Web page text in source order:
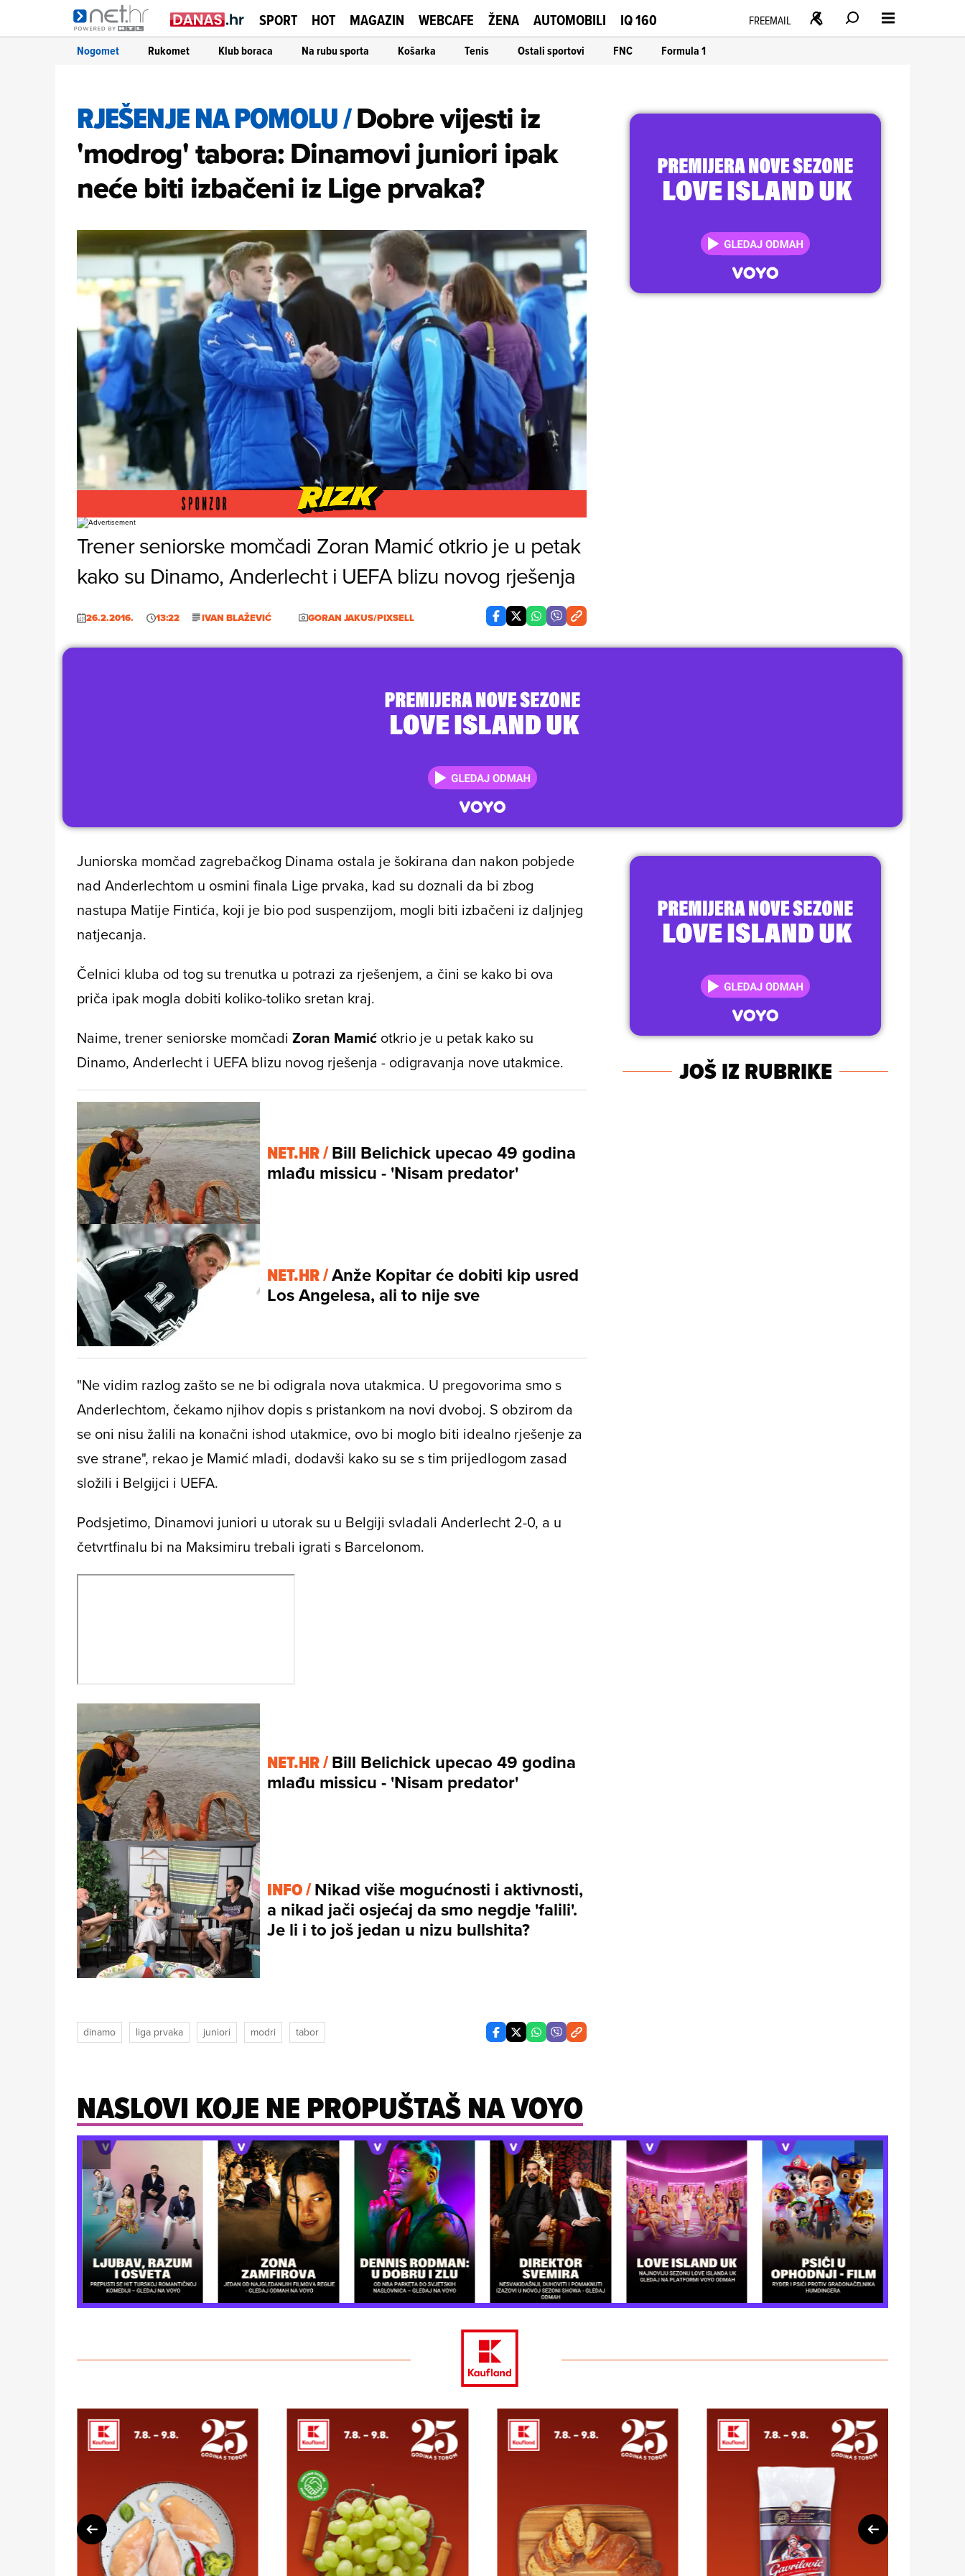
SPORT HOT MAGAZIN WEBCAFE ŽENA AUTOMOBILI IQ 160 FREEMAIL
Nogomet Rukomet Klub boraca Na rubu sporta Košarka Tenis Ostali sportovi FNC Formula 1
RJEŠENJE NA POMOLU/Dobre vijesti iz
'modrog' tabora: Dinamovi juniori ipak
neće biti izbačeni iz Lige prvaka?
Trener seniorske momčadi Zoran Mamić otkrio je u petak
kako su Dinamo, Anderlecht i UEFA blizu novog rješenja
26.2.2016. 13:22 IVAN BLAŽEVIĆ GORAN JAKUS/PIXSELL
Juniorska momčad zagrebačkog Dinama ostala je šokirana dan nakon pobjede
nad Anderlechtom u osmini finala Lige prvaka, kad su doznali da bi zbog
nastupa Matije Fintića, koji je bio pod suspenzijom, mogli biti izbačeni iz daljnjeg
natjecanja.
Čelnici kluba od tog su trenutka u potrazi za rješenjem, a čini se kako bi ova
priča ipak mogla dobiti koliko-toliko sretan kraj.
Naime, trener seniorske momčadi Zoran Mamić otkrio je u petak kako su
Dinamo, Anderlecht i UEFA blizu novog rješenja - odigravanja nove utakmice.
NET.HR /Bill Belichick upecao 49 godina
mlađu missicu - 'Nisam predator'
NET.HR /Anže Kopitar će dobiti kip usred
Los Angelesa, ali to nije sve
"Ne vidim razlog zašto se ne bi odigrala nova utakmica. U pregovorima smo s
Anderlechtom, čekamo njihov dopis s pristankom na novi dvoboj. S obzirom da
se oni nisu žalili na konačni ishod utakmice, ovo bi moglo biti idealno rješenje za
sve strane", rekao je Mamić mlađi, dodavši kako su se s tim prijedlogom zasad
složili i Belgijci i UEFA.
Podsjetimo, Dinamovi juniori u utorak su u Belgiji svladali Anderlecht 2-0, a u
četvrtfinalu bi na Maksimiru trebali igrati s Barcelonom.
NET.HR /Bill Belichick upecao 49 godina
mlađu missicu - 'Nisam predator'
INFO /Nikad više mogućnosti i aktivnosti,
a nikad jači osjećaj da smo negdje 'falili'.
Je li i to još jedan u nizu bullshita?
dinamo liga prvaka juniori modri tabor
JOŠ IZ RUBRIKE
NASLOVI KOJE NE PROPUŠTAŠ NA VOYO